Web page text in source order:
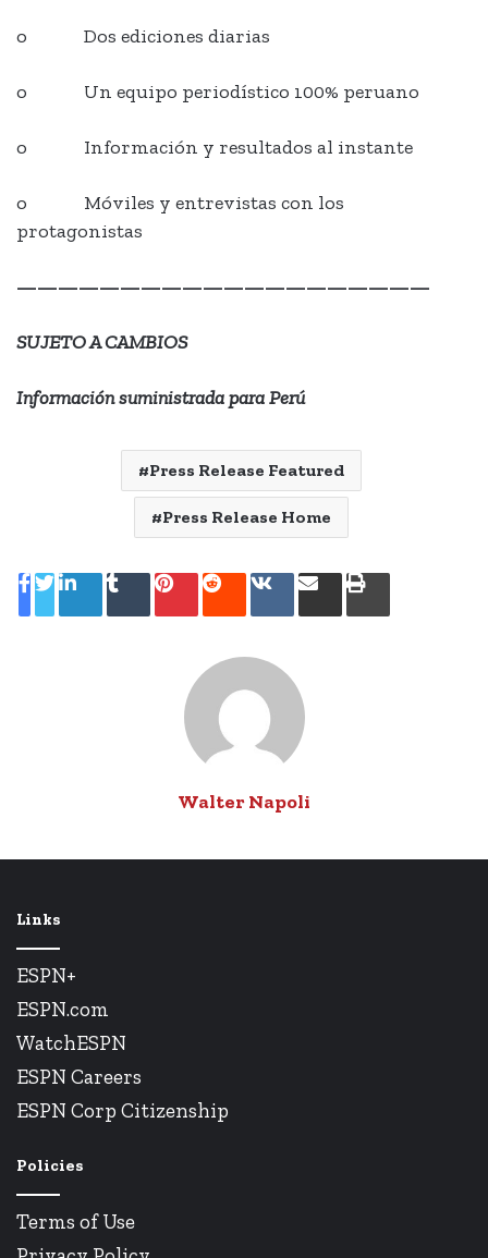
o Dos ediciones diarias
o Un equipo periodístico 100% peruano
o Información y resultados al instante
o Móviles y entrevistas con los
protagonistas
————————————————————
SUJETO A CAMBIOS
Información suministrada para Perú
Press Release Featured
Press Release Home
LinkedIn
TumblrPinterestRedditVKontakte
CompartirImprimir
Walter Napoli
Links
ESPN+
ESPN.com
WatchESPN
ESPN Careers
ESPN Corp Citizenship
Policies
Terms of Use